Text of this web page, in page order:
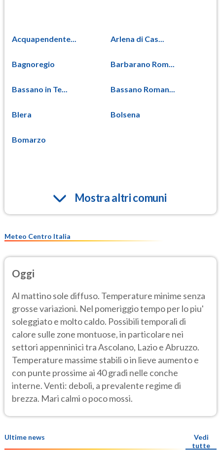
Acquapendente... Arlena di Cas...
Bagnoregio Barbarano Rom...
Bassano in Te... Bassano Roman...
Blera Bolsena
Bomarzo
Mostra altri comuni
Meteo Centro Italia
Oggi
Al mattino sole diffuso. Temperature minime senza
grosse variazioni. Nel pomeriggio tempo per lo piu'
soleggiato e molto caldo. Possibili temporali di
calore sulle zone montuose, in particolare nei
settori appenninici tra Ascolano, Lazio e Abruzzo.
Temperature massime stabili o in lieve aumento e
con punte prossime ai 40 gradi nelle conche
interne. Venti: deboli, a prevalente regime di
brezza. Mari calmi o poco mossi.
Ultime news
Vedi
tutte